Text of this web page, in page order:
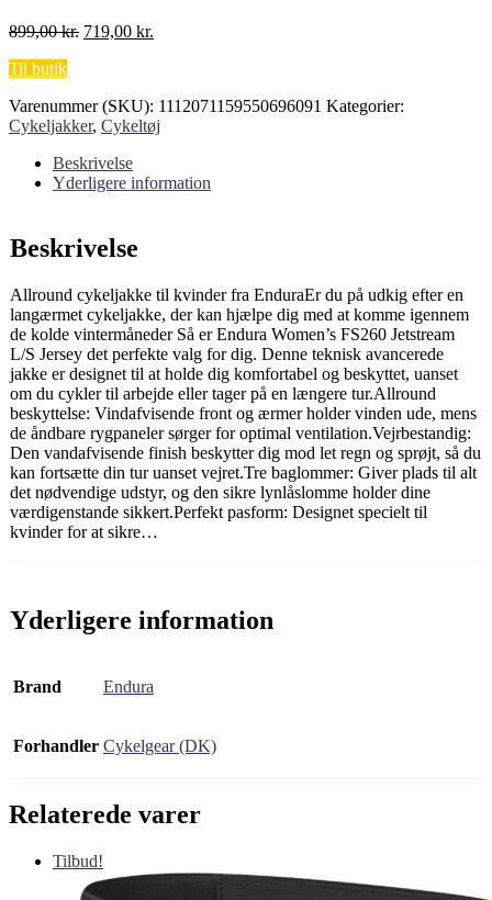
899,00kr. Den
899,00 kr..
719,00 kr.
719,00 kr..
Til butik
Varenummer (SKU): 1112071159550696091 Kategorier:
Cykeljakker, Cykeltøj
Beskrivelse
Yderligere information
Beskrivelse
Allround cykeljakke til kvinder fra EnduraEr du på udkig efter en
langærmet cykeljakke, der kan hjælpe dig med at komme igennem
de kolde vintermåneder Så er Endura Women’s FS260 Jetstream
L/S Jersey det perfekte valg for dig. Denne teknisk avancerede
jakke er designet til at holde dig komfortabel og beskyttet, uanset
om du cykler til arbejde eller tager på en længere tur.Allround
beskyttelse: Vindafvisende front og ærmer holder vinden ude, mens
de åndbare rygpaneler sørger for optimal ventilation.Vejrbestandig:
Den vandafvisende finish beskytter dig mod let regn og sprøjt, så du
kan fortsætte din tur uanset vejret.Tre baglommer: Giver plads til alt
det nødvendige udstyr, og den sikre lynlåslomme holder dine
værdigenstande sikkert.Perfekt pasform: Designet specielt til
kvinder for at sikre…
Yderligere information
Brand Endura
Forhandler Cykelgear (DK)
Relaterede varer
Tilbud!